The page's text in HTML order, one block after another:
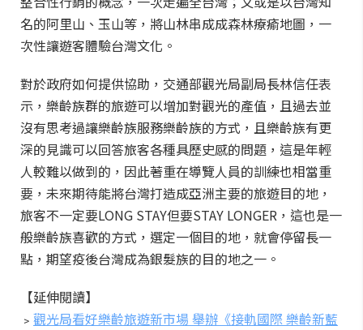
名的阿里山、玉山等，將山林串成成森林療瘉地圖，一
次性讓遊客體驗台灣文化。
對於政府如何提供協助，交通部觀光局副局長林信任表
示，樂齡族群的旅遊可以增加對觀光的產值，且過去並
沒有思考過讓樂齡族服務樂齡族的方式，且樂齡族有更
深的見識可以回答旅客各種具歷史感的問題，這是年輕
人較難以做到的，因此著重在導覽人員的訓練也相當重
要，未來期待能將台灣打造成亞洲主要的旅遊目的地，
旅客不一定要LONG STAY但要STAY LONGER，這也是一
般樂齡族喜歡的方式，選定一個目的地，就會停留長一
點，期望疫後台灣成為銀髮族的目的地之一。
【延伸閱讀】
﹥ 觀光局看好樂齡旅遊新市場 舉辦《接軌國際 樂齡新藍